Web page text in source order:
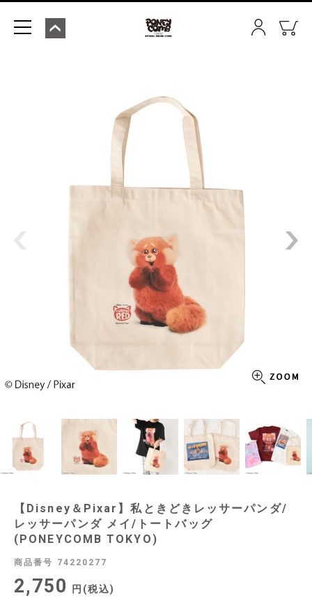
【Disney＆Pixar】私ときどきレッサーパンダ/
レッサーパンダ メイ/トートバッグ
(PONEYCOMB TOKYO)
商品番号 74220277
2,750 税込